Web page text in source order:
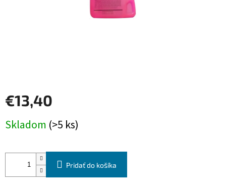
€13,40
cena:
Skladom (>5 ks)
Pridať do košíka